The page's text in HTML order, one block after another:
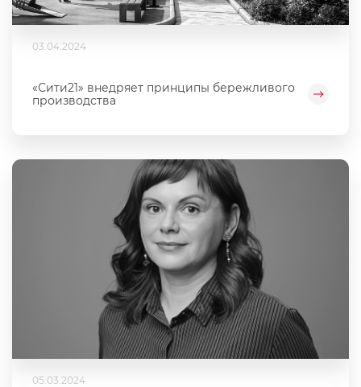
03.04.2024
«Сити21» внедряет принципы бережливого
производства
05.03.2024